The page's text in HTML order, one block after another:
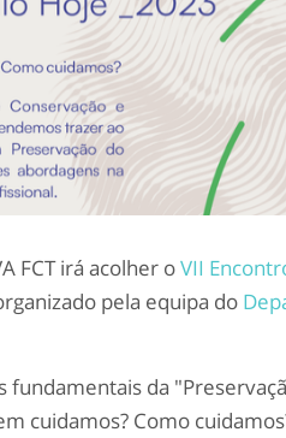
FCT irá acolher oVII
pela equipa do
da
cuidamos? Como